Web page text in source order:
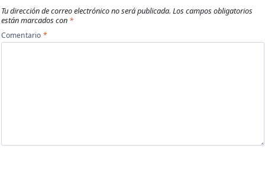
Tu dirección de correo electrónico no será publicada. Los campos obligatorios
están marcados con *
Comentario *